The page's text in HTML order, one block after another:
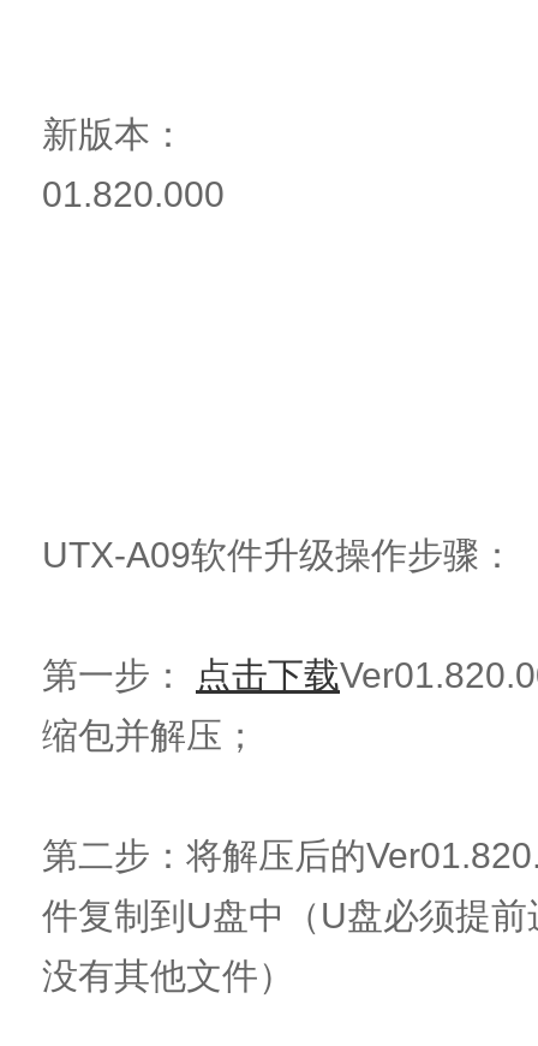
新版本：
01.820.000
UTX-A09软件升级操作步骤：
第一步： 点击下载
缩包并解压；
第二步：将解压后的
件复制到U盘中（U盘必须提
没有其他文件）